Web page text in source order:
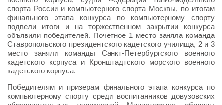
спорта России и компьютерного спорта Москвы, по итогам
финального этапа конкурса по компьютерному спорту
подвели итоги и на торжественном закрытии конкурса
объявили победителей. Почетное 1 место заняла команда
Ставропольского президентского кадетского училища, 2 и 3
место заняли команды Санкт-Петербургского военного
кадетского корпуса и Кронштадтского морского военного
кадетского корпуса.
Победителям и призерам финального этапа конкурса по
компьютерному спорту среди воспитанников довузовских